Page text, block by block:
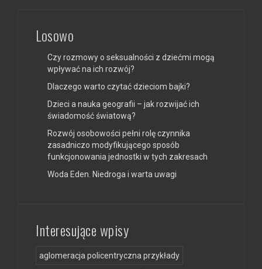
Losowo
Czy rozmowy o seksualności z dziećmi mogą
wpływać na ich rozwój?
Dlaczego warto czytać dzieciom bajki?
Dzieci a nauka geografii – jak rozwijać ich
świadomość światową?
Rozwój osobowości pełni rolę czynnika
zasadniczo modyfikującego sposób
funkcjonowania jednostki w tych zakresach
Woda Eden. Niedroga i warta uwagi
Interesujące wpisy
aglomeracja policentryczna przykłady